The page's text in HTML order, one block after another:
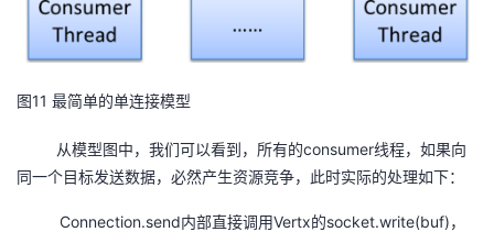
图11 最简单的单连接模型
从模型图中，我们可以看到，所有的consumer线程，如果向
同一个目标发送数据，必然产生资源竞争，此时实际的处理如下：
Connection.send内部直接调用Vertx的socket.write(buf)，